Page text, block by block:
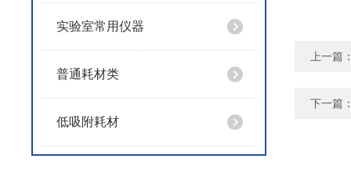
实验室常用仪器
普通耗材类
低吸附耗材
上一篇
下一篇